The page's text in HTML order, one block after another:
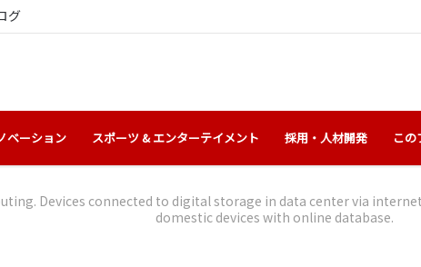
グ
ベーション スポーツ & エンターテイメント 採用・人材開発 この
Devices connected to digital storage in data center via
domestic devices with online database.